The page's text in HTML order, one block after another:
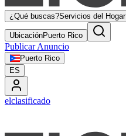
¿Qué buscas?Servicios del Hogar
UbicaciónPuerto Rico
Publicar Anuncio
Puerto Rico
ES
elclasificado